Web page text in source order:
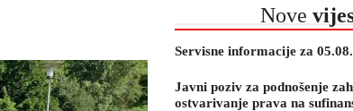
Nove
Servisne informacije za
Javni poziv za podnošenje
ostvarivanje prava na